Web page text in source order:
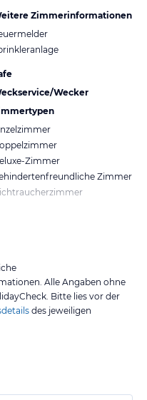
Zimmerinformationen
Wecker
Zimmer
Zimmer
Alle Angaben ohne
Bitte lies vor der
des jeweiligen